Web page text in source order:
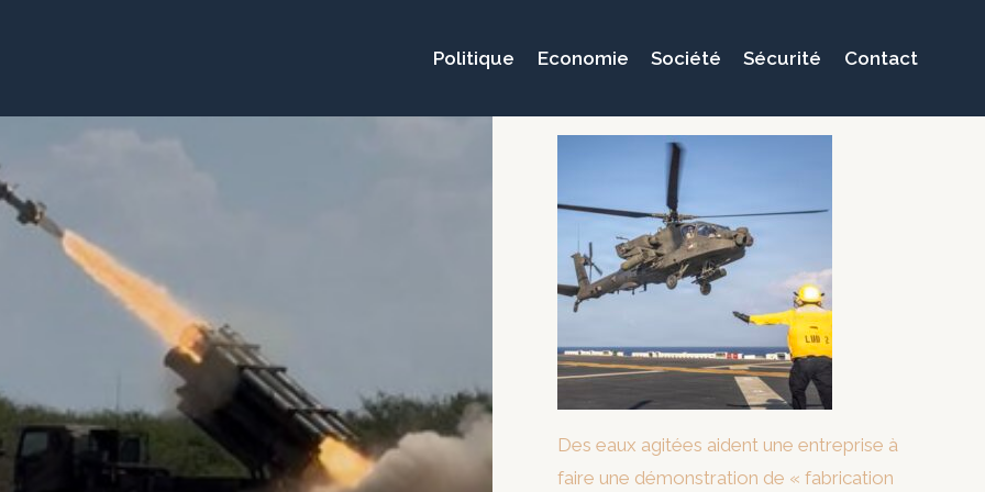
Politique Economie Société Sécurité Contact
Des eaux agitées aident une entreprise à
faire une démonstration de « fabrication